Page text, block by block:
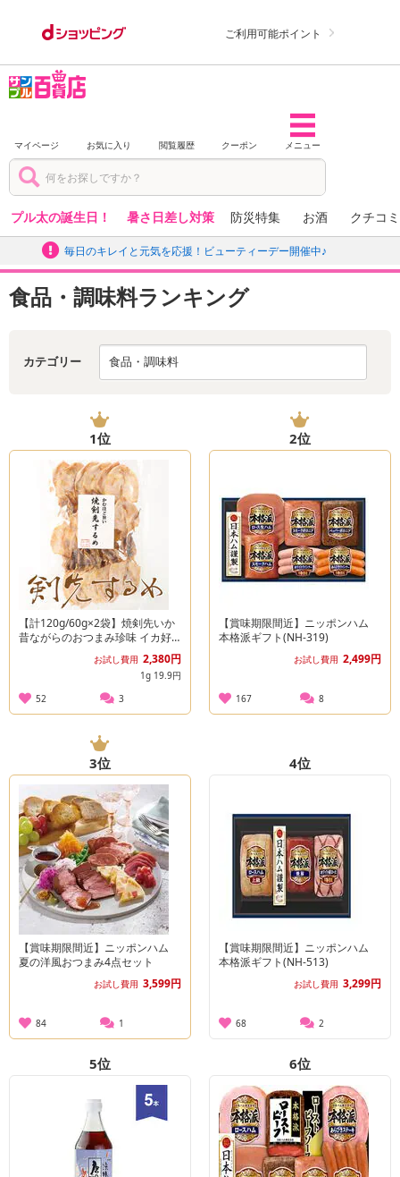
ご利用可能ポイント
マイページ お気に入り 閲覧履歴 クーポン メニュー
プル太の誕生日！ 暑さ日差し対策 防災特集 お酒 クチコ
毎日のキレイと元気を応援！ビューティーデー開催中♪
食品・調味料ランキング
カテゴリー
1位
【計120g/60g×2袋】焼剣先いか
昔ながらのおつまみ珍味 イカ好
きにはたまらない一品♪
お試し費用 2,380円
1g 19.9円
52
3
2位
【賞味期限間近】ニッポンハム
本格派ギフト(NH-319)
お試し費用 2,499円
167 8
3位
【賞味期限間近】ニッポンハム
夏の洋風おつまみ4点セット
お試し費用 3,599円
84 1
4位
【賞味期限間近】ニッポンハム
本格派ギフト(NH-513)
お試し費用 3,299円
68 2
5位 6位